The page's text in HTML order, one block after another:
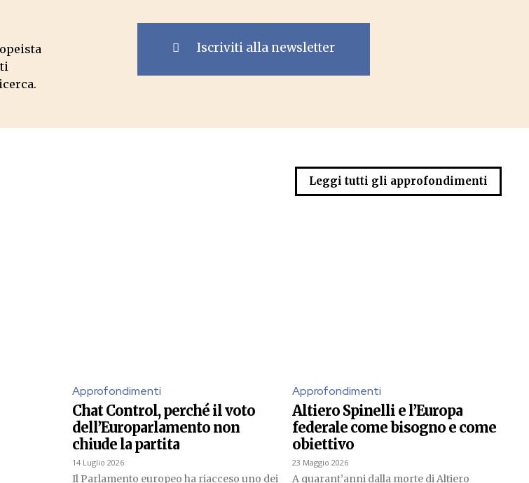
Iscriviti alla newsletter
Leggi tutti gli approfondimenti
Approfondimenti
Chat Control, perché il voto
dell’Europarlamento non
chiude la partita
14 Luglio 2026
Il Parlamento europeo ha riacceso uno dei
Approfondimenti
Altiero Spinelli e l’Europa
federale come bisogno e come
obiettivo
23 Maggio 2026
A quarant’anni dalla morte di Altiero